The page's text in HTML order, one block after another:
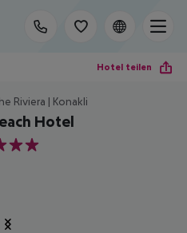
Hotel teilen
Riviera | Konakli
Hotel